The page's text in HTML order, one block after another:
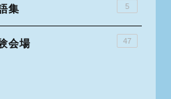
集 5
会場 47